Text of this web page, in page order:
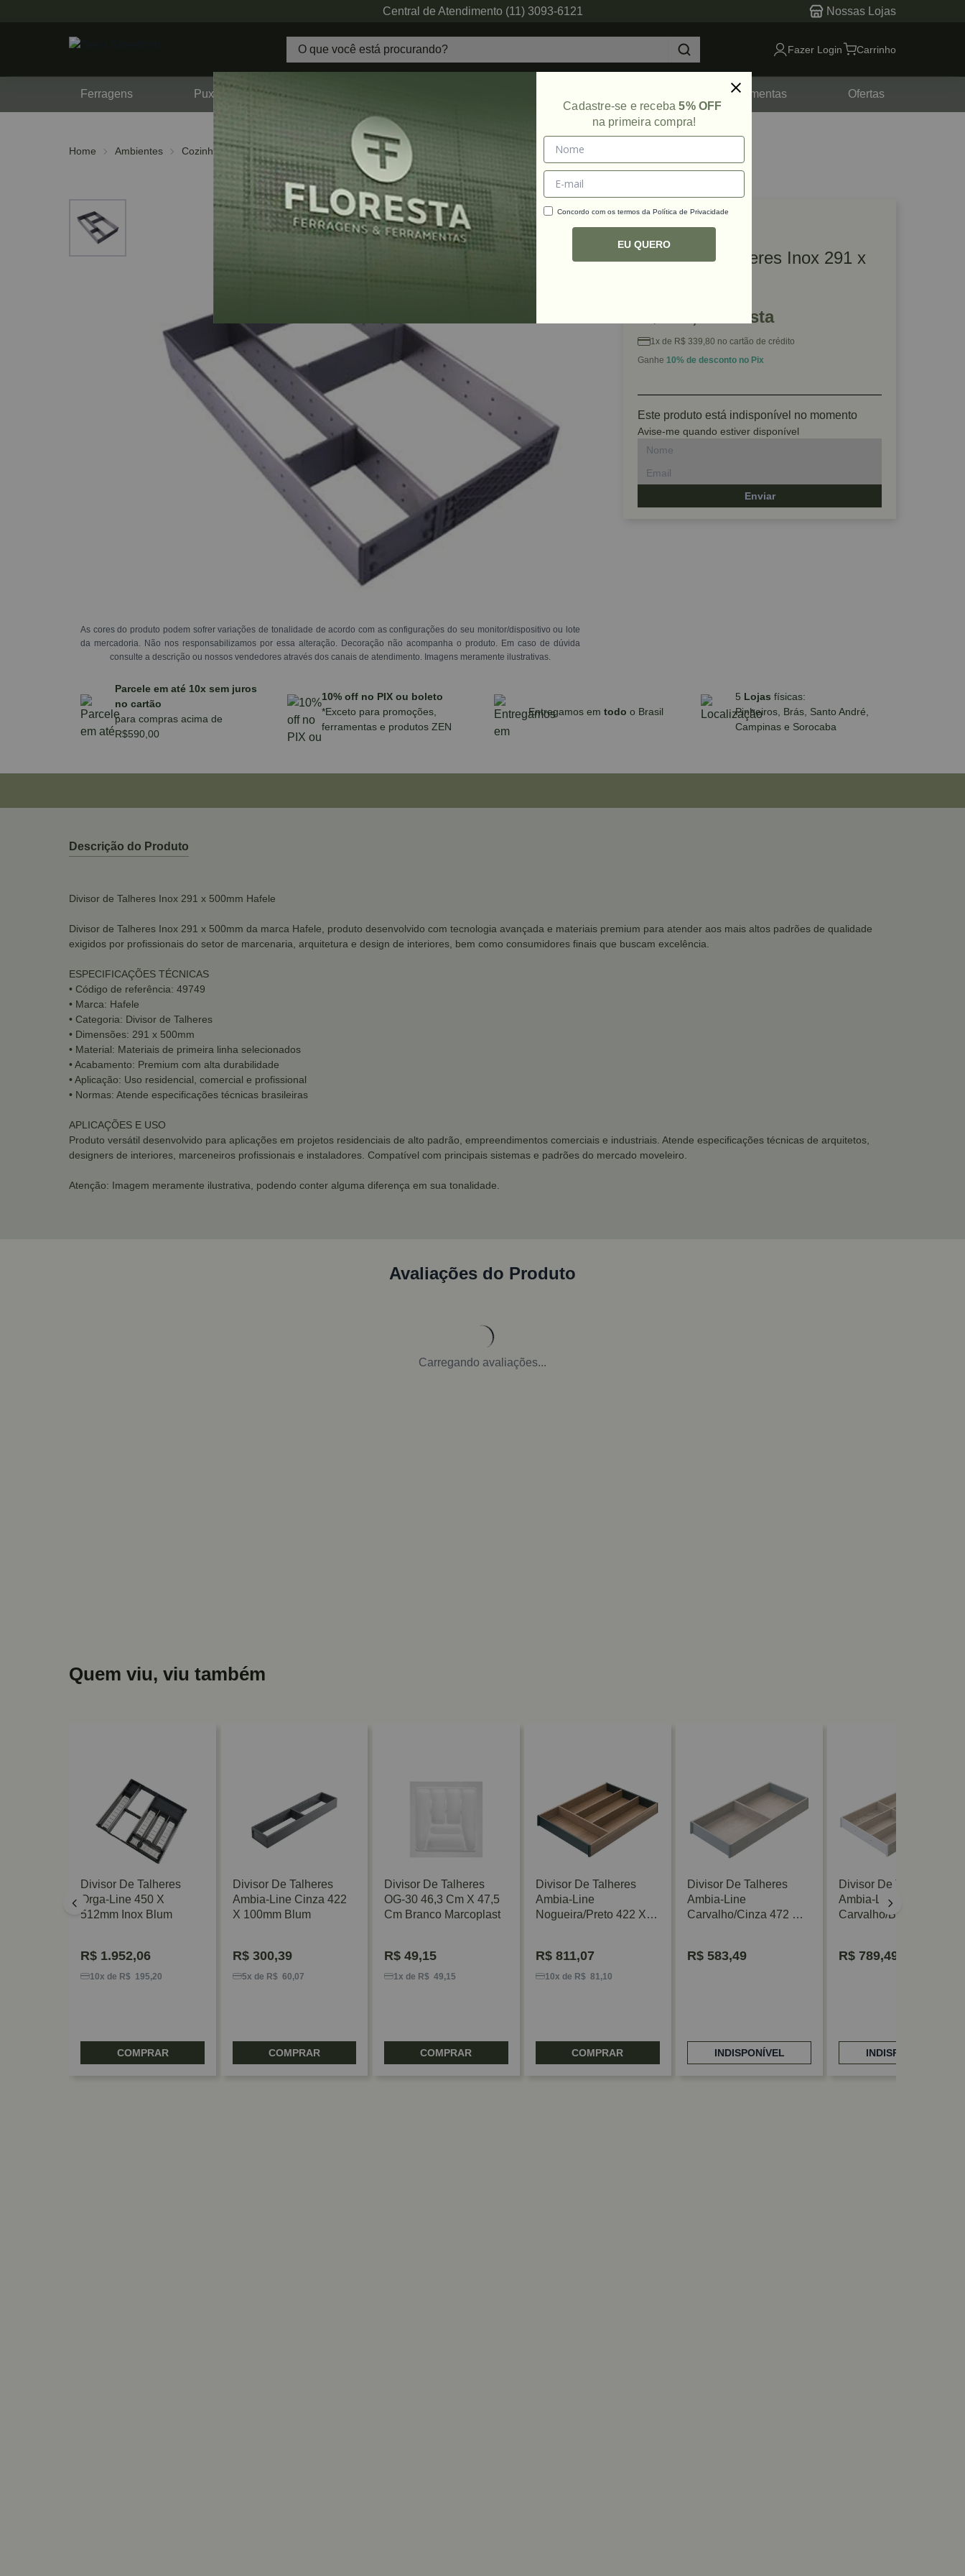
Central de Atendimento (11) 3093-6121 Nossas Lojas
Fazer Login Carrinho
Ferragens Puxadores Ferramentas Ofertas
Home Ambientes Cozinha Divisor de Talheres
As cores do produto podem sofrer variações de tonalidade de acordo com as configurações do seu monitor/dispositivo ou lote
da mercadoria. Não nos responsabilizamos por essa alteração. Decoração não acompanha o produto. Em caso de dúvida
consulte a descrição ou nossos vendedores através dos canais de atendimento. Imagens meramente ilustrativas.
Ref: 49749
Divisor de Talheres Inox 291 x
R$ 339,80 à vista
1x de R$ 339,80 no cartão de crédito
Ganhe 10% de desconto no Pix
Este produto está indisponível no momento
Avise-me quando estiver disponível
Enviar
Parcele em até 10x sem juros
no cartão
para compras acima de
R$590,00
10% off no PIX ou boleto
*Exceto para promoções,
ferramentas e produtos ZEN
Entregamos em todo o Brasil
5 Lojas físicas:
Pinheiros, Brás, Santo André,
Campinas e Sorocaba
Descrição do Produto
Divisor de Talheres Inox 291 x 500mm Hafele
Divisor de Talheres Inox 291 x 500mm da marca Hafele, produto desenvolvido com tecnologia avançada e materiais premium para atender aos mais altos padrões de qualidade
exigidos por profissionais do setor de marcenaria, arquitetura e design de interiores, bem como consumidores finais que buscam excelência.
ESPECIFICAÇÕES TÉCNICAS
• Código de referência: 49749
• Marca: Hafele
• Categoria: Divisor de Talheres
• Dimensões: 291 x 500mm
• Material: Materiais de primeira linha selecionados
• Acabamento: Premium com alta durabilidade
• Aplicação: Uso residencial, comercial e profissional
• Normas: Atende especificações técnicas brasileiras
APLICAÇÕES E USO
Produto versátil desenvolvido para aplicações em projetos residenciais de alto padrão, empreendimentos comerciais e industriais. Atende especificações técnicas de arquitetos,
designers de interiores, marceneiros profissionais e instaladores. Compatível com principais sistemas e padrões do mercado moveleiro.
Atenção: Imagem meramente ilustrativa, podendo conter alguma diferença em sua tonalidade.
Avaliações do Produto
Carregando avaliações...
Quem viu, viu também
Divisor De Talheres
Orga-Line 450 X
512mm Inox Blum
R$ 1.952,06
10x de R$ 195,20
COMPRAR
Divisor De Talheres
Ambia-Line Cinza 422
X 100mm Blum
R$300,39
5x de R$ 60,07
COMPRAR
Divisor De Talheres
OG-30 46,3 Cm X 47,5
Cm Branco Marcoplast
R$49,15
1x de R$ 49,15
COMPRAR
Divisor De Talheres
Ambia-Line
Nogueira/Preto 422 X
R$811,07
10x de R$ 81,10
COMPRAR
Divisor De Talheres
Ambia-Line
Carvalho/Cinza 472 X
R$ 583,49
INDISPONÍVEL
Divisor De Talheres
Ambia-Line
Carvalho/Branco 472 X
R$ 789,49
INDISPONÍVEL
Cadastre-se e receba5% OFF
na primeira compra!
Concordo com os termos da Política de Privacidade
EU QUERO